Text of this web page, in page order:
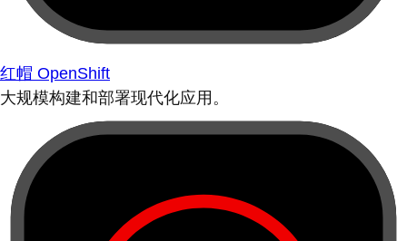
红帽 OpenShift
大规模构建和部署现代化应用。